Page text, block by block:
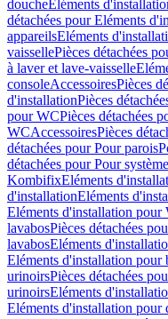
doucheEléments
détachées pour Eléments
appareilsEléments
vaissellePièces détachées
à laver et lave-vaisselle
consoleAccessoiresPièces
d'installationPièces
pour WCPièces détachées
WCAccessoiresPièces
détachées pour Pour parois
détachées pour Pour
KombifixEléments
d'installationEléments
Eléments d'installation pour
lavabosPièces détachées
lavabosEléments
Eléments d'installation pour
urinoirsPièces détachées
urinoirsEléments
Eléments d'installation pour